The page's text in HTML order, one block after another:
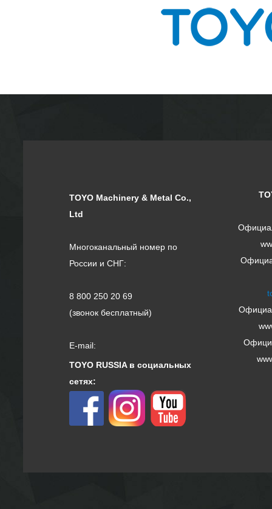
TOYO Machinery & Metal Co.,
Ltd
Многоканальный номер по
России и СНГ:
8 800 250 20 69
(звонок бесплатный)
E-mail:
TOYO RUSSIA в социальных
сетях: